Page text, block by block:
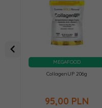
MEGAFOOD
CollagenUP 206g
95,00 PLN